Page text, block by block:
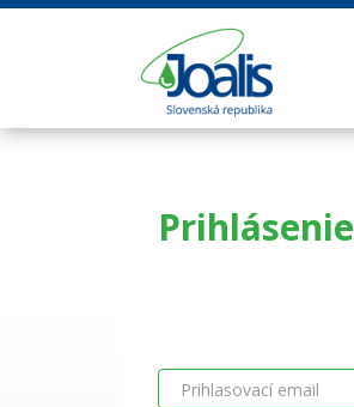
Prihlásenie